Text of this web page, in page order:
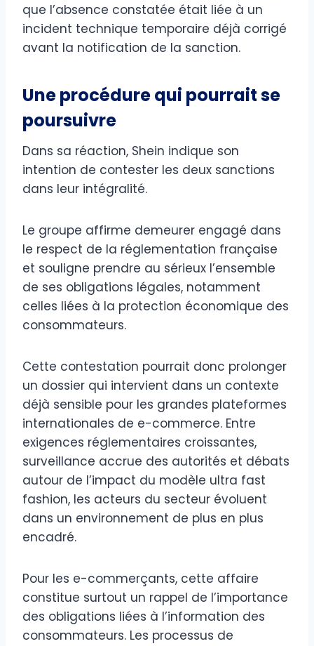
que l’absence constatée était liée à un
incident technique temporaire déjà corrigé
avant la notification de la sanction.
Une procédure qui pourrait se
poursuivre
Dans sa réaction, Shein indique son
intention de contester les deux sanctions
dans leur intégralité.
Le groupe affirme demeurer engagé dans
le respect de la réglementation française
et souligne prendre au sérieux l’ensemble
de ses obligations légales, notamment
celles liées à la protection économique des
consommateurs.
Cette contestation pourrait donc prolonger
un dossier qui intervient dans un contexte
déjà sensible pour les grandes plateformes
internationales de e-commerce. Entre
exigences réglementaires croissantes,
surveillance accrue des autorités et débats
autour de l’impact du modèle ultra fast
fashion, les acteurs du secteur évoluent
dans un environnement de plus en plus
encadré.
Pour les e-commerçants, cette affaire
constitue surtout un rappel de l’importance
des obligations liées à l’information des
consommateurs. Les processus de